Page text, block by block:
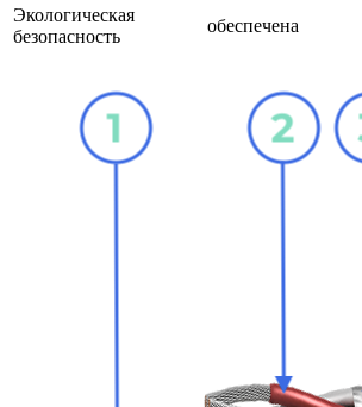
Экологическая
безопасность
обеспечена